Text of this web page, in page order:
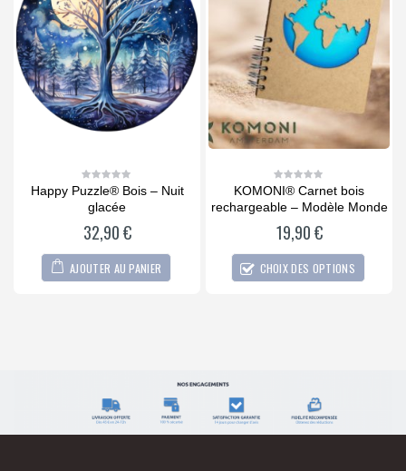
0
of
Happy Puzzle® Bois – Nuit
glacée
32,90€
AJOUTER AU PANIER
0
of
KOMONI® Carnet bois
rechargeable – Modèle Monde
19,90€
CHOIX DES OPTIONS